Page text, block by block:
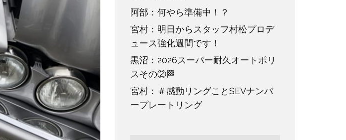
阿部：何やら準備中！？
宮村：明日からスタッフ村松プロデ
ュース強化週間です！
黒沼：2026スーパー耐久オートポリ
スその②🏁
宮村：＃感動リングことSEVナンバ
ープレートリング